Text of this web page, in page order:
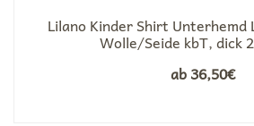
Lilano Kinder Shirt Unterhemd
Wolle/Seide kbT, dick
ab36,50€